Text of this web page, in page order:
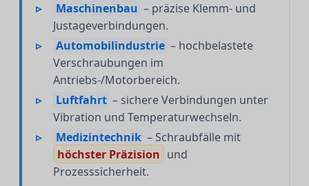
Maschinenbau – präzise Klemm- und
Justageverbindungen.
Automobilindustrie – hochbelastete
Verschraubungen im
Antriebs-/Motorbereich.
Luftfahrt – sichere Verbindungen unter
Vibration und Temperaturwechseln.
Medizintechnik – Schraubfälle mit
höchster Präzision und
Prozesssicherheit.